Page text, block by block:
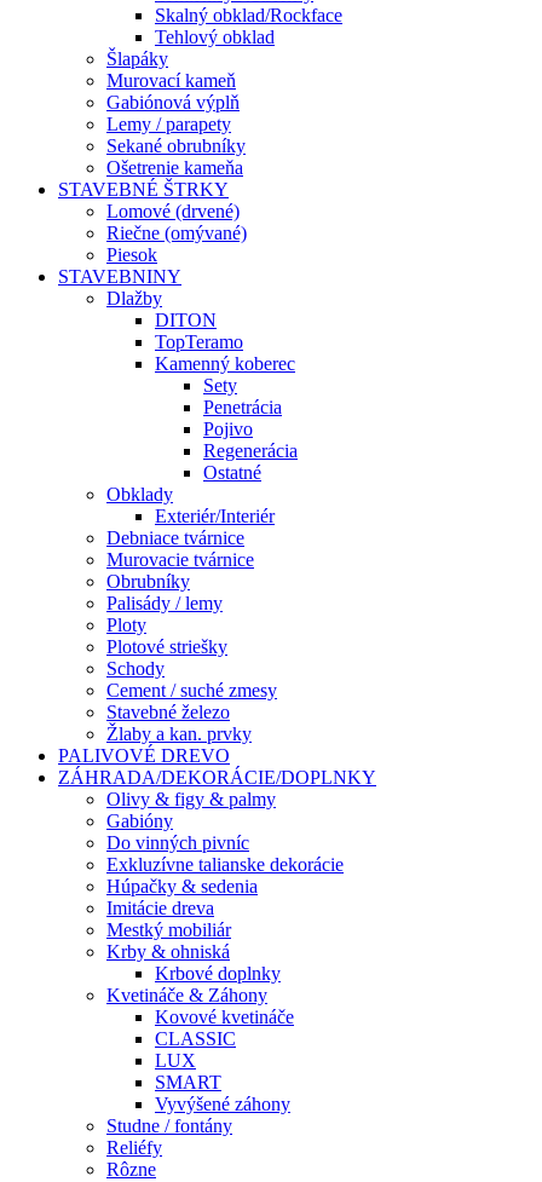
Skalný obklad/Rockface
Tehlový obklad
Šlapáky
Murovací kameň
Gabiónová výplň
Lemy / parapety
Sekané obrubníky
Ošetrenie kameňa
STAVEBNÉ ŠTRKY
Lomové (drvené)
Riečne (omývané)
Piesok
STAVEBNINY
Dlažby
DITON
TopTeramo
Kamenný koberec
Sety
Penetrácia
Pojivo
Regenerácia
Ostatné
Obklady
Exteriér/Interiér
Debniace tvárnice
Murovacie tvárnice
Obrubníky
Palisády / lemy
Ploty
Plotové striešky
Schody
Cement / suché zmesy
Stavebné železo
Žlaby a kan. prvky
PALIVOVÉ DREVO
ZÁHRADA/DEKORÁCIE/DOPLNKY
Olivy & figy & palmy
Gabióny
Do vinných pivníc
Exkluzívne talianske dekorácie
Húpačky & sedenia
Imitácie dreva
Mestký mobiliár
Krby & ohniská
Krbové doplnky
Kvetináče & Záhony
Kovové kvetináče
CLASSIC
LUX
SMART
Vyvýšené záhony
Studne / fontány
Reliéfy
Rôzne